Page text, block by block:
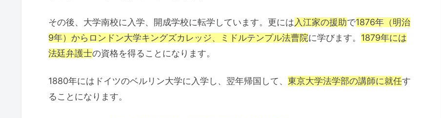
その後、大学南校に入学、開成学校に転学しています。更には 入江家の援助で1876年（明治
9年）からロンドン大学キングズカレッジ、ミドルテンプル法曹院に学びます。 1879年には
法廷弁護士の資格を得ることになります。
1880年にはドイツのベルリン大学に入学し、翌年帰国して、 東京大学法学部の講師に就任す
ることになります。